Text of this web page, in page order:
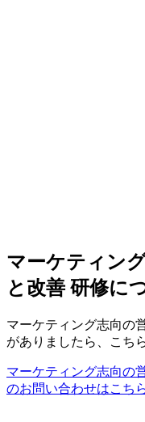
マーケティン
と改善 研修に
マーケティング志向の
がありましたら、こち
マーケティング志向の
のお問い合わせはこち